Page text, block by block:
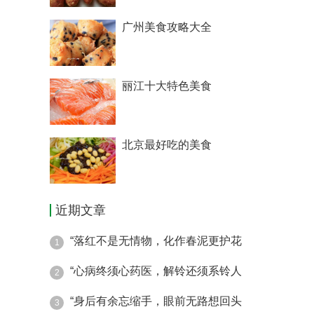
广州美食攻略大全
丽江十大特色美食
北京最好吃的美食
近期文章
1 “落红不是无情物，化作春泥更护花
2 “心病终须心药医，解铃还须系铃人
3 “身后有余忘缩手，眼前无路想回头